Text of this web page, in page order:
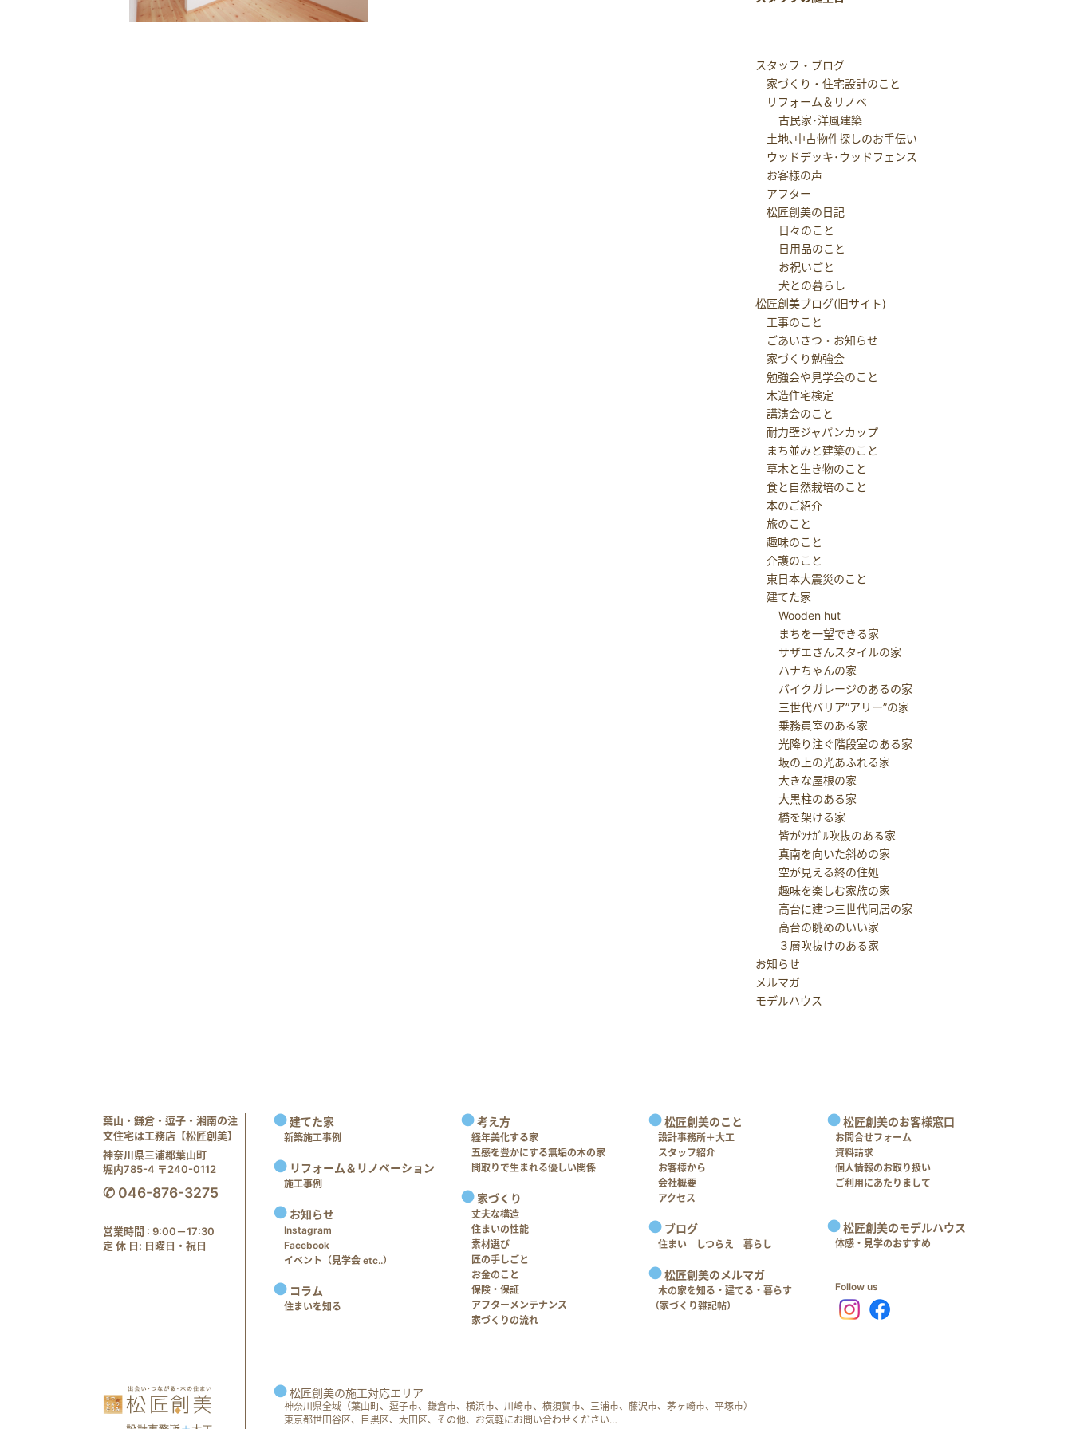
スタッフ・ブログ
家づくり・住宅設計のこと
リフォーム＆リノベ
古民家･洋風建築
土地､中古物件探しのお手伝い
ウッドデッキ･ウッドフェンス
お客様の声
アフター
松匠創美の日記
日々のこと
日用品のこと
お祝いごと
犬との暮らし
松匠創美ブログ(旧サイト)
工事のこと
ごあいさつ・お知らせ
家づくり勉強会
勉強会や見学会のこと
木造住宅検定
講演会のこと
耐力壁ジャパンカップ
まち並みと建築のこと
草木と生き物のこと
食と自然栽培のこと
本のご紹介
旅のこと
趣味のこと
介護のこと
東日本大震災のこと
建てた家
Wooden hut
まちを一望できる家
サザエさんスタイルの家
ハナちゃんの家
バイクガレージのあるの家
三世代バリア”アリー”の家
乗務員室のある家
光降り注ぐ階段室のある家
坂の上の光あふれる家
大きな屋根の家
大黒柱のある家
橋を架ける家
皆がﾂﾅｶﾞﾙ吹抜のある家
真南を向いた斜めの家
空が見える終の住処
趣味を楽しむ家族の家
高台に建つ三世代同居の家
高台の眺めのいい家
３層吹抜けのある家
お知らせ
メルマガ
モデルハウス
葉山・鎌倉・逗子・湘南の注
文住宅は工務店【松匠創美】
神奈川県三浦郡葉山町
堀内785-4 〒240-0112
✆ 046-876-3275
営業時間 : 9:00－17:30
定 休 日: 日曜日・祝日
建てた家
新築施工事例
リフォーム＆リノベーション
施工事例
お知らせ
Instagram
Facebook
イベント（見学会 etc..）
コラム
住まいを知る
考え方
経年美化する家
五感を豊かにする無垢の木の家
間取りで生まれる優しい関係
家づくり
丈夫な構造
住まいの性能
素材選び
匠の手しごと
お金のこと
保険・保証
アフターメンテナンス
家づくりの流れ
松匠創美のこと
設計事務所＋大工
スタッフ紹介
お客様から
会社概要
アクセス
ブログ
住まい しつらえ 暮らし
松匠創美のメルマガ
木の家を知る・建てる・暮らす
（家づくり雑記帖）
松匠創美のお客様窓口
お問合せフォーム
資料請求
個人情報のお取り扱い
ご利用にあたりまして
松匠創美のモデルハウス
体感・見学のおすすめ
Follow us
松匠創美の施工対応エリア
神奈川県全域（葉山町、逗子市、鎌倉市、横浜市、川崎市、横須賀市、三浦市、藤沢市、茅ヶ崎市、平塚市）
東京都世田谷区、目黒区、大田区、その他、お気軽にお問い合わせください…